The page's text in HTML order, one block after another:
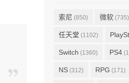
索尼 (850) 微软 (735)
任天堂 (1102)
Switch (1360) PS4
NS (312) RPG (171)